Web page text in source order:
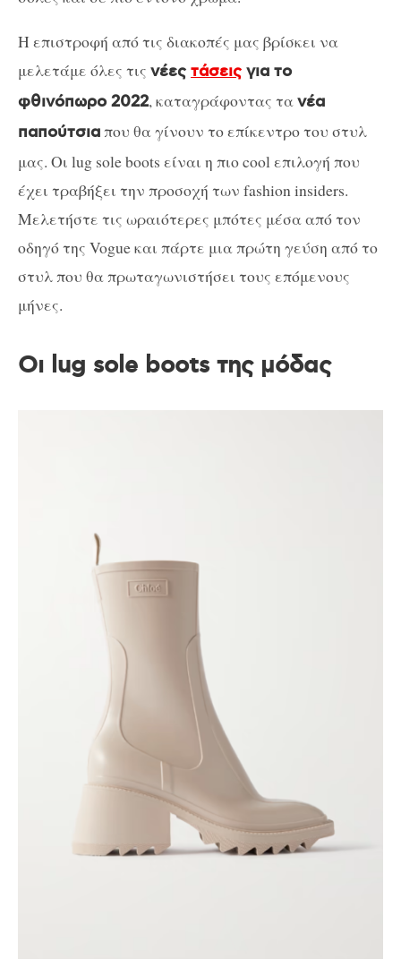
Η επιστροφή από τις διακοπές μας βρίσκει να
μελετάμε όλες τις νέες τάσεις για το
φθινόπωρο 2022, καταγράφοντας τανέα
παπούτσιαπου θα γίνουν το επίκεντρο του στυλ
μας. Οι lug sole boots είναι η πιο cool επιλογή που
έχει τραβήξει την προσοχή των fashion insiders.
Μελετήστε τις ωραιότερες μπότες μέσα από τον
οδηγό της Vogue και πάρτε μια πρώτη γεύση από το
στυλ που θα πρωταγωνιστήσει τους επόμενους
μήνες.
Οι lug sole boots της μόδας